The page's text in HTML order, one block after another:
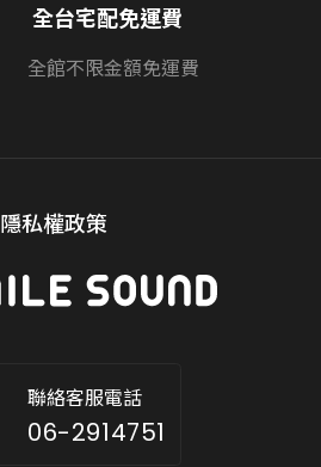
全台宅配免運費
全館不限金額免運費
隱私權政策
聯絡客服電話
06-2914751